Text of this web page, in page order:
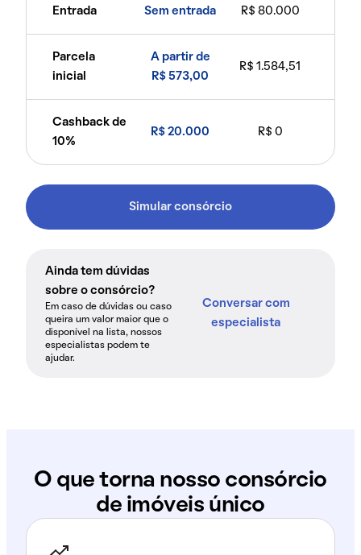
Entrada Sem entrada R$ 80.000
Parcela
inicial
A partir de
R$ 573,00
R$ 1.584,51
Cashback de
10%
R$ 20.000 R$ 0
Simular consórcio
Ainda tem dúvidas
sobre o consórcio?
Em caso de dúvidas ou caso
queira um valor maior que o
disponível na lista, nossos
especialistas podem te
ajudar.
Conversar com
especialista
O que torna nosso consórcio
de imóveis único